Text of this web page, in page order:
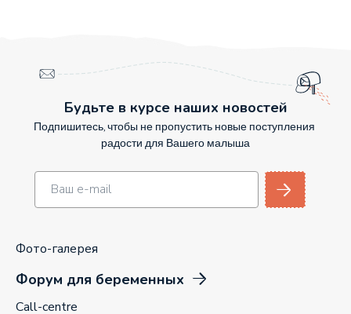
Будьте в курсе наших новостей
Подпишитесь, чтобы не пропустить новые поступления
радости для Вашего малыша
Фото-галерея
Форум для беременных
Call-centre